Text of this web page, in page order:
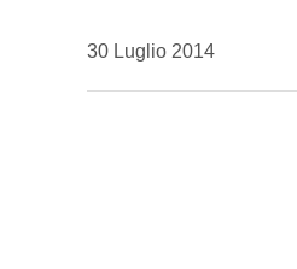
da
30 Luglio 2014